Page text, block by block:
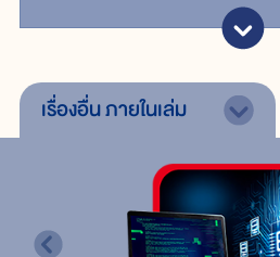
เรื่องอื่นภายในเล่ม